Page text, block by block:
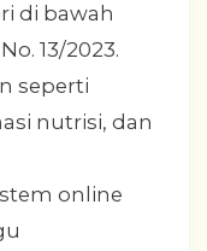
di bawah
13/2023.
seperti
nutrisi, dan
online